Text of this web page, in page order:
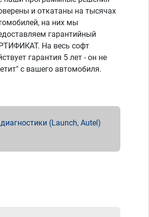
и откатаны на тысячах
на них мы
гарантийный
На весь софт
гарантия 5 лет - он не
с вашего автомобиля.
(Launch, Autel)